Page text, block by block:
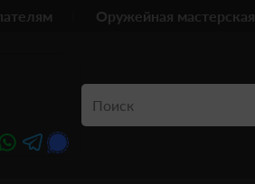
Оружейная мастерская